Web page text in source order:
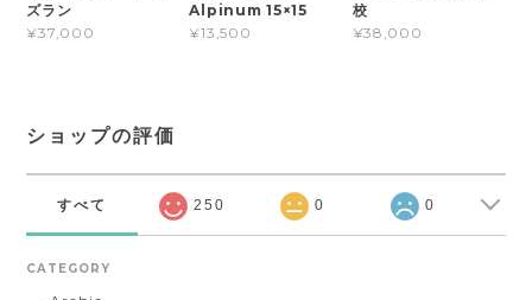
ズラン
¥37,000
Alpinum 15×15
¥13,500
校
¥38,000
ショップの評価
すべて 250 0 0
CATEGORY